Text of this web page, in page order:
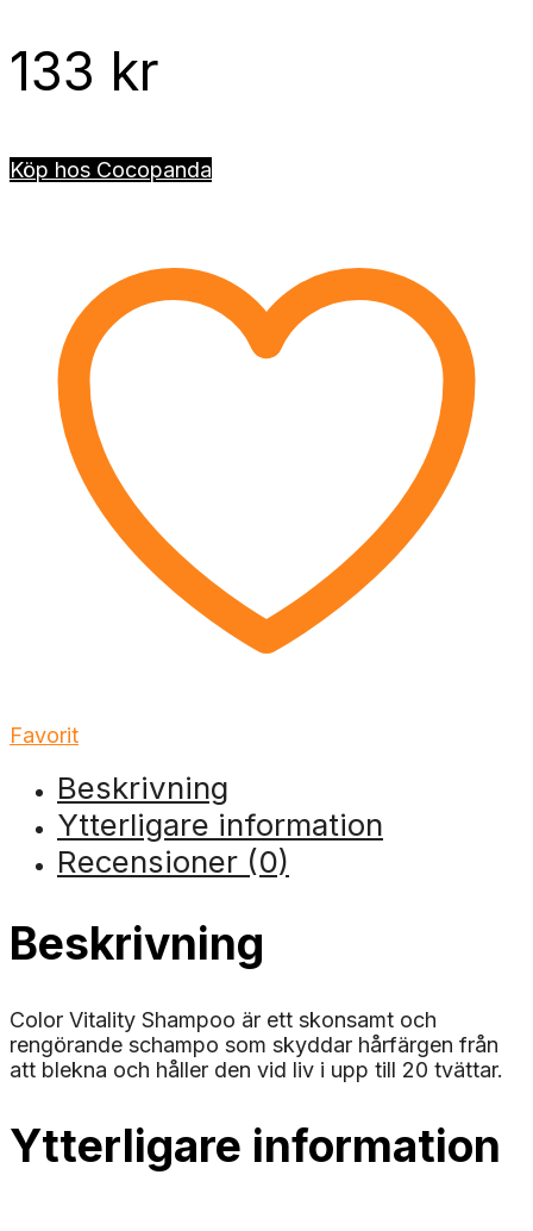
133 kr
Köp hos Cocopanda
Favorit
Beskrivning
Ytterligare information
Recensioner (0)
Beskrivning
Color Vitality Shampoo är ett skonsamt och
rengörande schampo som skyddar hårfärgen från
att blekna och håller den vid liv i upp till 20 tvättar.
Ytterligare information